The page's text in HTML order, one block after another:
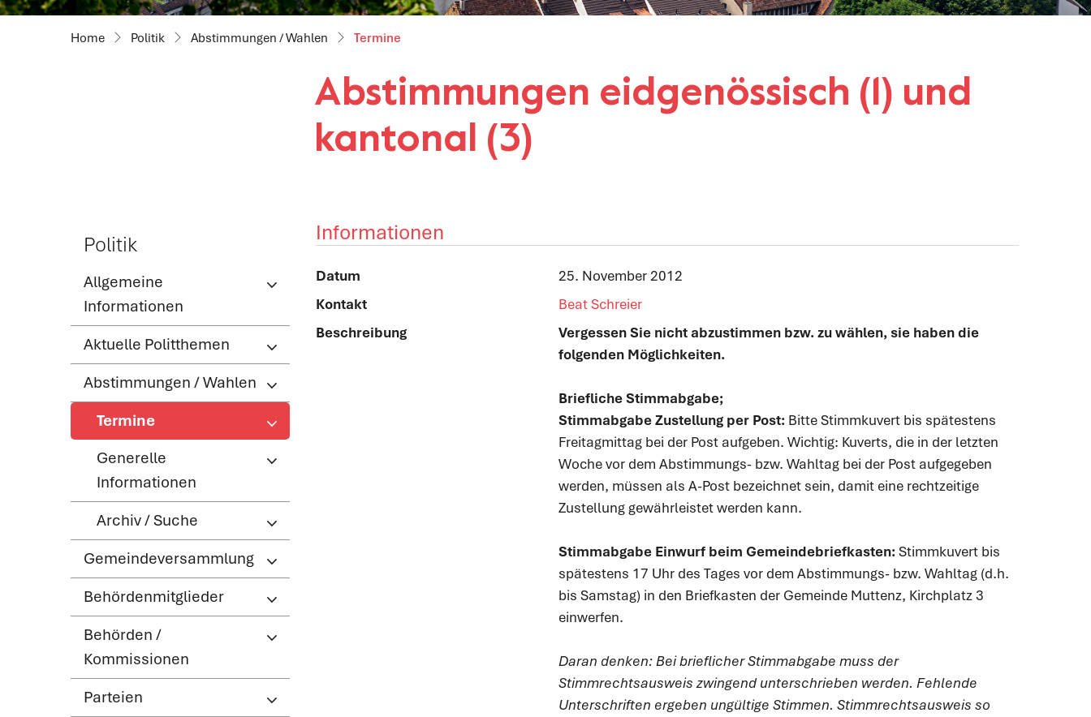
Politik Abstimmungen / Wahlen Termine
Abstimmungen eidgenössisch (1) und
kantonal (3)
Politik
Allgemeine
Informationen
Aktuelle Politthemen
Abstimmungen / Wahlen
Termine
(ausgewählt)
Generelle
Informationen
Archiv / Suche
Gemeindeversammlung
Behördenmitglieder
Behörden /
Kommissionen
Parteien
Informationen
Datum
25. November 2012
Kontakt
Beat Schreier
Beschreibung
Vergessen Sie nicht abzustimmen bzw. zu wählen, sie haben die
folgenden Möglichkeiten.
Briefliche Stimmabgabe;
Stimmabgabe Zustellung per Post: Bitte Stimmkuvert bis spätestens
Freitagmittag bei der Post aufgeben. Wichtig: Kuverts, die in der letzten
Woche vor dem Abstimmungs- bzw. Wahltag bei der Post aufgegeben
werden, müssen als A-Post bezeichnet sein, damit eine rechtzeitige
Zustellung gewährleistet werden kann.
Stimmabgabe Einwurf beim Gemeindebriefkasten:Stimmkuvert bis
spätestens 17 Uhr des Tages vor dem Abstimmungs- bzw. Wahltag (d.h.
bis Samstag) in den Briefkasten der Gemeinde Muttenz, Kirchplatz 3
einwerfen.
Daran denken: Bei brieflicher Stimmabgabe muss der
Stimmrechtsausweis zwingend unterschrieben werden. Fehlende
Unterschriften ergeben ungültige Stimmen. Stimmrechtsausweis so
Zugehörige Objekte